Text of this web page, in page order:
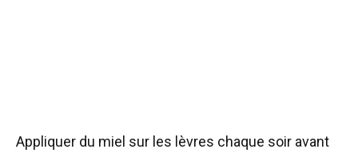
Appliquer du miel sur les lèvres chaque soir avant